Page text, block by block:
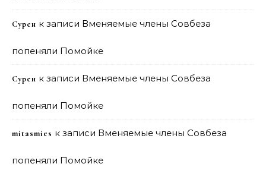
Сурен к записи Вменяемые члены Совбеза
попеняли Помойке
Сурен к записи Вменяемые члены Совбеза
попеняли Помойке
mitasmies к записи Вменяемые члены Совбеза
попеняли Помойке